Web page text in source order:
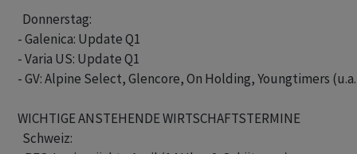
  Donnerstag:
- Galenica: Update Q1
- Varia US: Update Q1
- GV: Alpine Select, Glencore, On Holding, Youngtimers
WICHTIGE ANSTEHENDE WIRTSCHAFTSTERMINE
  Schweiz: